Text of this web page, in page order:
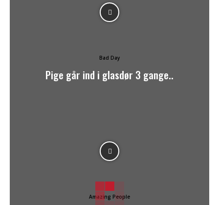
Bad Day
Pige går ind i glasdør 3 gange..
Amazing People